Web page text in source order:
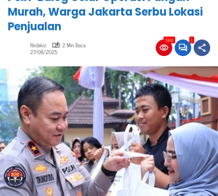
Murah, Warga Jakarta Serbu Lokasi
Penjualan
Redaksi 2 Min Baca
27/08/2025
3161 1